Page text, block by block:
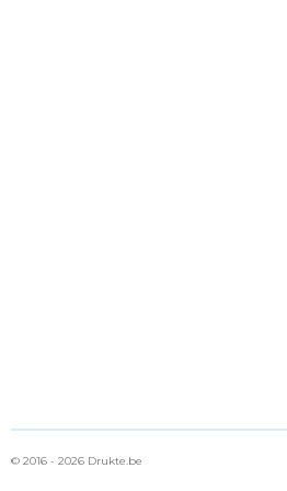
© 2016 - 2026 Drukte.be